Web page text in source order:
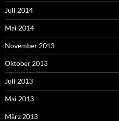
Juli 2014
Mai 2014
November 2013
Oktober 2013
Juli 2013
Mai 2013
März 2013